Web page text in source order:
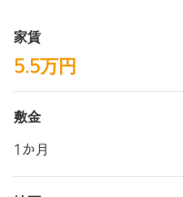
家賃
5.5万円
敷金
1か月